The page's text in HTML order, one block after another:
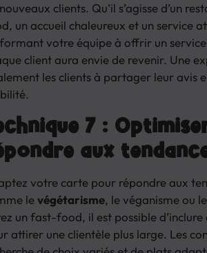
clients. Qu’il s’agisse d’un
un accueil chaleureux et un service
votre équipe à offrir un
client aura envie de revenir. Une
les clients à partager leur avis
7 :
aux
votre carte pour répondre aux
levégétarisme, le véganisme ou
un fast-food, il est possible
attirer une clientèle plus large. Les